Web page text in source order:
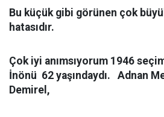
Bu küçük gibi görünen çok
hatasıdır.
Çok iyi anımsıyorum 1946
İnönü 62 yaşındaydı. Adnan
Demirel,